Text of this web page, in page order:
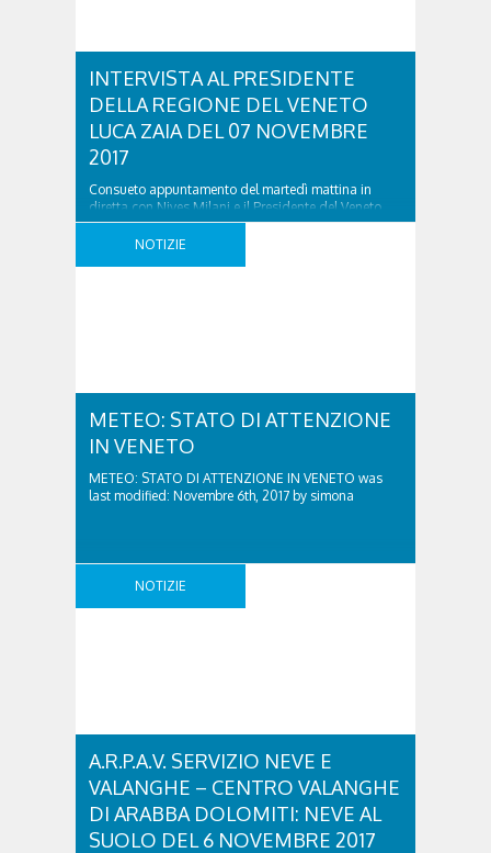
INTERVISTA AL PRESIDENTE
DELLA REGIONE DEL VENETO
LUCA ZAIA DEL 07 NOVEMBRE
2017
Consueto appuntamento del martedì mattina in
diretta con Nives Milani e il Presidente del Veneto
Luca Zaia. Ascolta l’intervista nel link sottostante:
INTERVISTA AL PRESIDENTE DELLA REGIONE DEL
NOTIZIE
METEO: STATO DI ATTENZIONE
IN VENETO
METEO: STATO DI ATTENZIONE IN VENETO was
last modified: Novembre 6th, 2017 by simona
NOTIZIE
A.R.P.A.V. SERVIZIO NEVE E
VALANGHE – CENTRO VALANGHE
DI ARABBA DOLOMITI: NEVE AL
SUOLO DEL 6 NOVEMBRE 2017